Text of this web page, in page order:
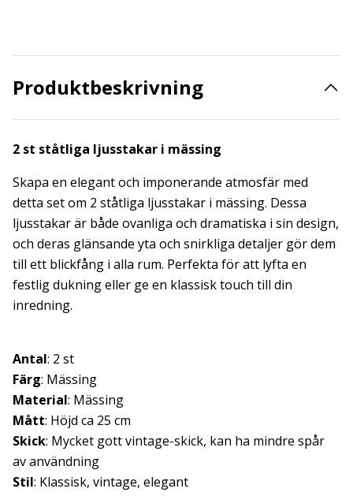
Produktbeskrivning
2 st ståtliga ljusstakar i mässing
Skapa en elegant och imponerande atmosfär med
detta set om 2 ståtliga ljusstakar i mässing. Dessa
ljusstakar är både ovanliga och dramatiska i sin design,
och deras glänsande yta och snirkliga detaljer gör dem
till ett blickfång i alla rum. Perfekta för att lyfta en
festlig dukning eller ge en klassisk touch till din
inredning.
Antal: 2 st
Färg: Mässing
Material: Mässing
Mått: Höjd ca 25 cm
Skick: Mycket gott vintage-skick, kan ha mindre spår
av användning
Stil: Klassisk, vintage, elegant